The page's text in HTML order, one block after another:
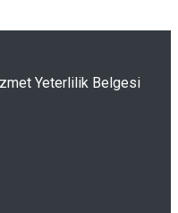
Yeterlilik Belgesi